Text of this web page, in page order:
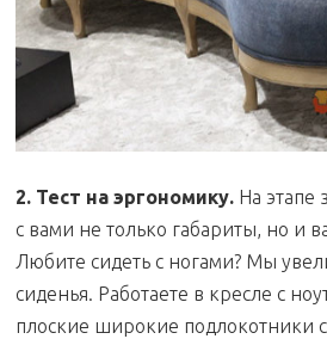
2. Тест на эргономику. На этапе
с вами не только габариты, но и
Любите сидеть с ногами? Мы
сиденья. Работаете в кресле с
плоские широкие подлокотники